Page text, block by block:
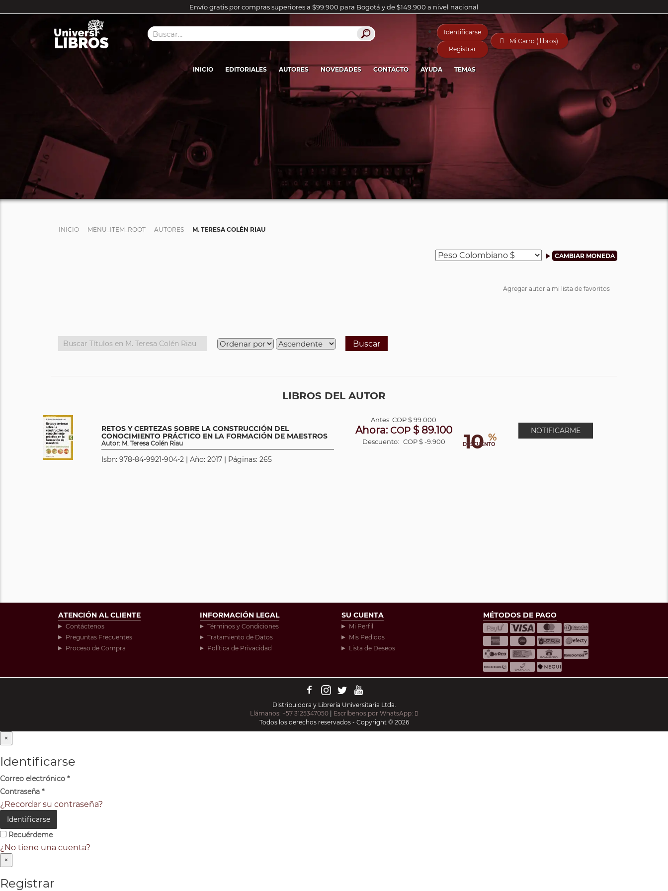
Envío gratis por compras superiores a $99.900 para Bogotá y de $149.900 a nivel nacional
Identificarse
Registrar
 Mi Carro ( libros)
INICIO EDITORIALES AUTORES NOVEDADES CONTACTO AYUDA TEMAS
INICIO MENU_ITEM_ROOT AUTORES M. TERESA COLÉN RIAU
Agregar autor a mi lista de favoritos
Buscar
LIBROS DEL AUTOR
RETOS Y CERTEZAS SOBRE LA CONSTRUCCIÓN DEL
CONOCIMIENTO PRÁCTICO EN LA FORMACIÓN DE MAESTROS
Autor: M. Teresa Colén Riau
Isbn: 978-84-9921-904-2 | Año: 2017 | Páginas: 265
10 %
DESCUENTO
Antes:COP$ 99.000
Ahora: COP$ 89.100
Descuento: COP $ -9.900
NOTIFICARME
ATENCIÓN AL CLIENTE
Contáctenos
Preguntas Frecuentes
Proceso de Compra
INFORMACIÓN LEGAL
Términos y Condiciones
Tratamiento de Datos
Política de Privacidad
SU CUENTA
Mi Perfil
Mis Pedidos
Lista de Deseos
MÉTODOS DE PAGO
Distribuidora y Librería Universitaria Ltda.
Llámanos: +57 3125347050
Escríbenos por WhatsApp:
Todos los derechos reservados - Copyright © 2026
×
Identificarse
Correo electrónico *
Contraseña *
¿Recordar su contraseña?
Identificarse
Recuérdeme
¿No tiene una cuenta?
×
Registrar